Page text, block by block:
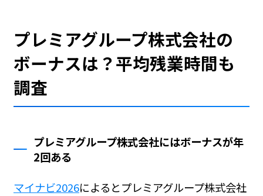
プレミアグループ株式会社の
ボーナスは？平均残業時間も
調査
プレミアグループ株式会社にはボーナスが年
2回ある
マイナビ2026によるとプレミアグループ株式会社